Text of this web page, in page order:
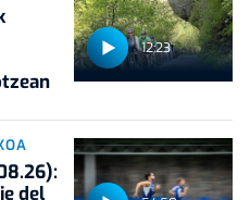
12:23
del